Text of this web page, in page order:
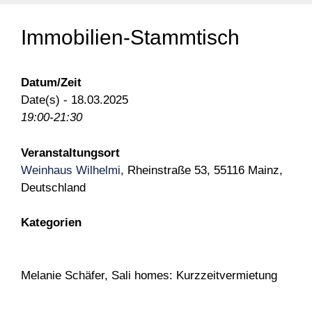
Immobilien-Stammtisch
Datum/Zeit
Date(s) - 18.03.2025
19:00-21:30
Veranstaltungsort
Weinhaus Wilhelmi, Rheinstraße 53, 55116 Mainz,
Deutschland
Kategorien
Melanie Schäfer, Sali homes: Kurzzeitvermietung